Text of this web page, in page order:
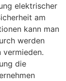
elektrischer
am
kann man
werden
vermieden.
die